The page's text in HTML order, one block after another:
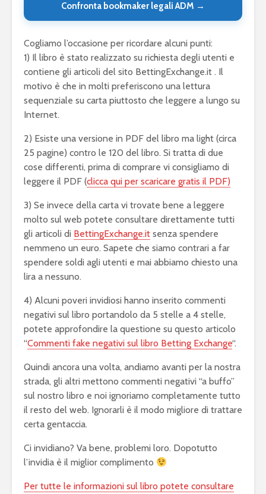
Confronta bookmaker legali ADM →
Cogliamo l’occasione per ricordare alcuni punti:
1) Il libro è stato realizzato su richiesta degli utenti e
contiene gli articoli del sito BettingExchange.it . Il
motivo è che in molti preferiscono una lettura
sequenziale su carta piuttosto che leggere a lungo su
Internet.
2) Esiste una versione in PDF del libro ma light (circa
25 pagine) contro le 120 del libro. Si tratta di due
cose differenti, prima di comprare vi consigliamo di
leggere il PDF (clicca qui per scaricare gratis il PDF)
3) Se invece della carta vi trovate bene a leggere
molto sul web potete consultare direttamente tutti
gli articoli di BettingExchange.it senza spendere
nemmeno un euro. Sapete che siamo contrari a far
spendere soldi agli utenti e mai abbiamo chiesto una
lira a nessuno.
4) Alcuni poveri invidiosi hanno inserito commenti
negativi sul libro portandolo da 5 stelle a 4 stelle,
potete approfondire la questione su questo articolo
“Commenti fake negativi sul libro Betting Exchange“.
Quindi ancora una volta, andiamo avanti per la nostra
strada, gli altri mettono commenti negativi “a buffo”
sul nostro libro e noi ignoriamo completamente tutto
il resto del web. Ignorarli è il modo migliore di trattare
certa gentaccia.
Ci invidiano? Va bene, problemi loro. Dopotutto
l’invidia è il miglior complimento
Per tutte le informazioni sul libro potete consultare